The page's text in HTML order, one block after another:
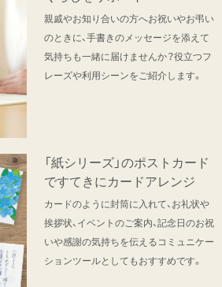
親戚やお知り合いの方へお祝いやお弔い
のときに、手書きのメッセージを添えて
気持ちも一緒に届けませんか？役立つフ
レーズや利用シーンをご紹介します。
「紙シリーズ」のポストカード
ですてきにカードアレンジ
カードのように封筒に入れて、お礼状や
挨拶状、イベントのご案内、記念日のお祝
いや感謝の気持ちを伝えるコミュニケー
ションツールとしてもおすすめです。